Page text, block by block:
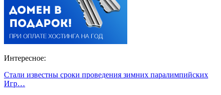
Интересное:
Стали известны сроки проведения зимних паралимпийских
Игр…